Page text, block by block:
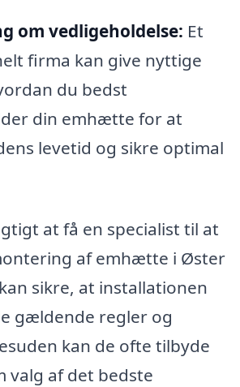
om vedligeholdelse: Et
firma kan give nyttige
du bedst
din emhætte for at
levetid og sikre optimal
at få en specialist til at
af emhætte i Øster
sikre, at installationen
gældende regler og
kan de ofte tilbyde
valg af det bedste